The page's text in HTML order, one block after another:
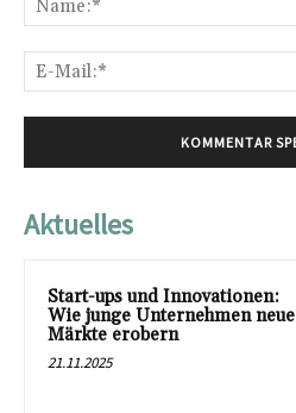
Aktuelles
Start-ups und Innovationen:
Wie junge Unternehmen neue
Märkte erobern
21.11.2025